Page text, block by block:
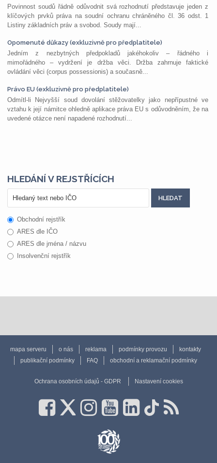
Povinnost soudů řádně odůvodnit svá rozhodnutí představuje jeden z
klíčových prvků práva na soudní ochranu chráněného čl. 36 odst. 1
Listiny základních práv a svobod. Soudy mají...
Opomenuté důkazy (exkluzivně pro předplatitele)
Jedním z nezbytných předpokladů jakéhokoliv – řádného i
mimořádného – vydržení je držba věci. Držba zahrnuje faktické
ovládání věci (corpus possessionis) a současně...
Právo EU (exkluzivně pro předplatitele)
Odmítl-li Nejvyšší soud dovolání stěžovatelky jako nepřípustné ve
vztahu k její námitce ohledně aplikace práva EU s odůvodněním, že na
uvedené otázce není napadené rozhodnutí...
HLEDÁNÍ V REJSTŘÍCÍCH
Obchodní rejstřík
ARES dle IČO
ARES dle jména / názvu
Insolvenční rejstřík
mapa serveru o nás reklama podmínky provozu
kontakty
publikační podmínky
FAQ obchodní a reklamační podmínky
Ochrana osobních údajů - GDPR Nastavení cookies